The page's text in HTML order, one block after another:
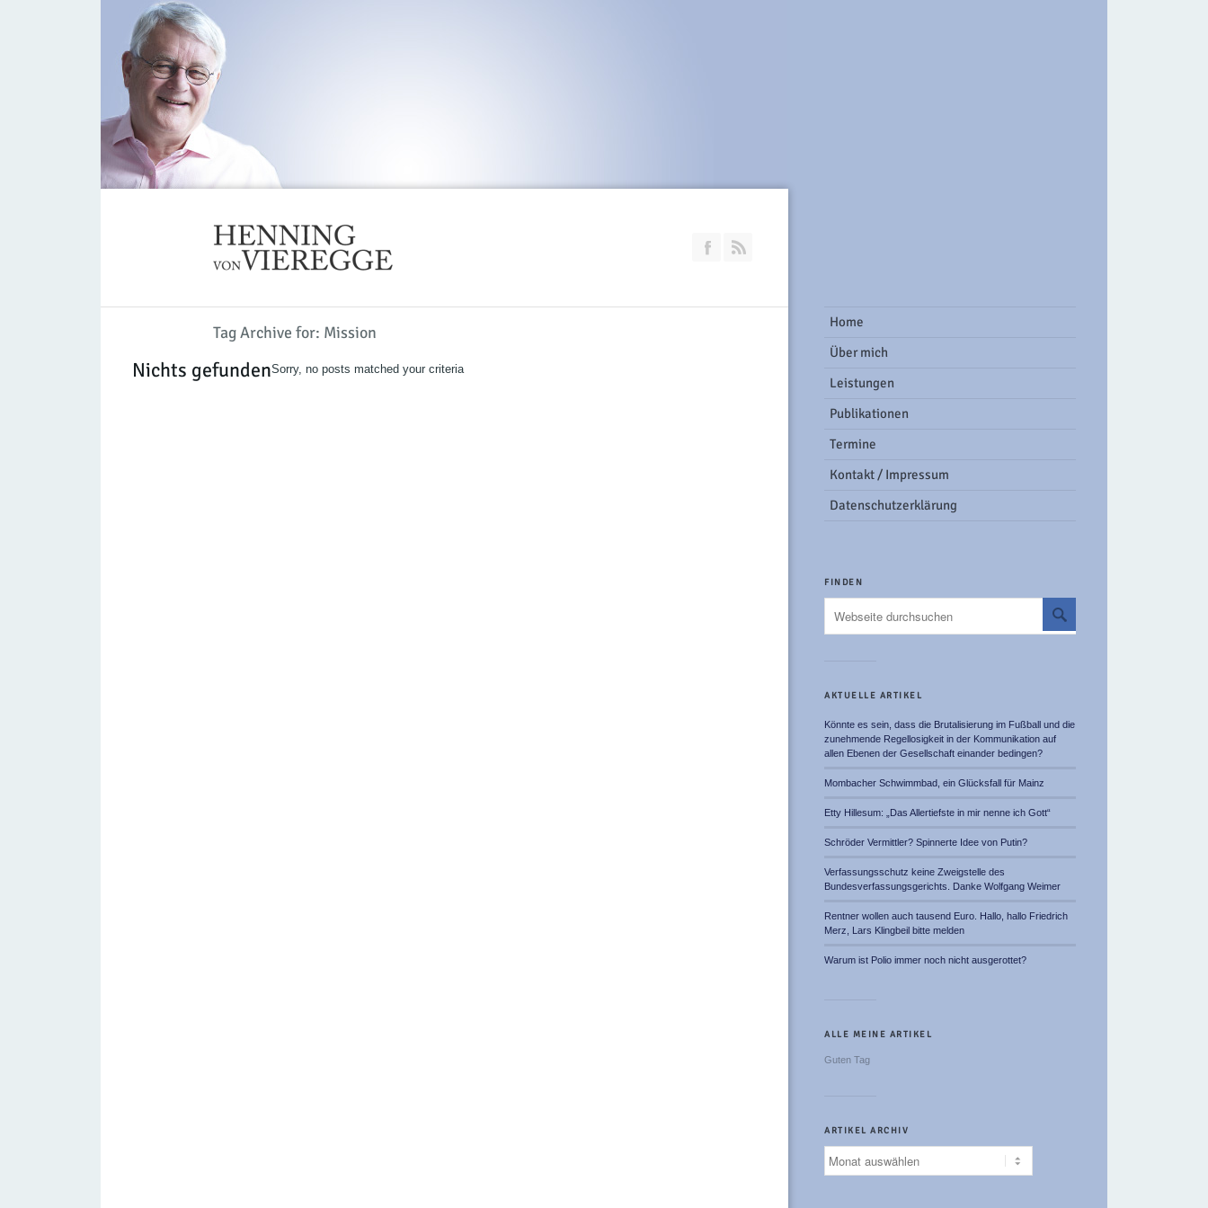
Join our Facebook Group
Tag Archive for: Mission
Nichts gefundenSorry, no posts matched your criteria
Home
Über mich
Leistungen
Publikationen
Termine
Kontakt / Impressum
Datenschutzerklärung
FINDEN
AKTUELLE ARTIKEL
Könnte es sein, dass die Brutalisierung im Fußball und die
zunehmende Regellosigkeit in der Kommunikation auf
allen Ebenen der Gesellschaft einander bedingen?
Mombacher Schwimmbad, ein Glücksfall für Mainz
Etty Hillesum: „Das Allertiefste in mir nenne ich Gott“
Schröder Vermittler? Spinnerte Idee von Putin?
Verfassungsschutz keine Zweigstelle des
Bundesverfassungsgerichts. Danke Wolfgang Weimer
Rentner wollen auch tausend Euro. Hallo, hallo Friedrich
Merz, Lars Klingbeil bitte melden
Warum ist Polio immer noch nicht ausgerottet?
ALLE MEINE ARTIKEL
Guten Tag
ARTIKEL ARCHIV
Artikel
Archiv